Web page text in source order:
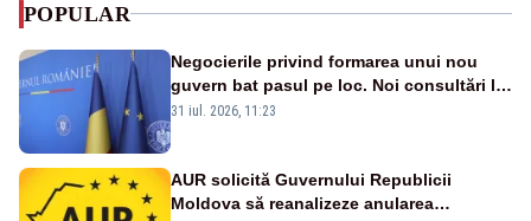
POPULAR
Negocierile privind formarea unui nou
guvern bat pasul pe loc. Noi consultări la
Cotroceni, așteptate după mijlocul lunii
31 iul. 2026, 11:23
AUR solicită Guvernului Republicii
Moldova să reanalizeze anularea